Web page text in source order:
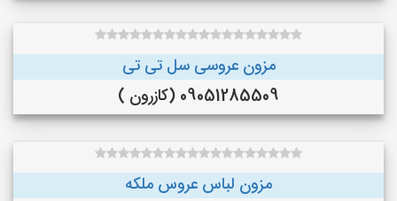
مزون عروسی سل تی تی
09051285509 (کازرون )
مزون لباس عروس ملکه